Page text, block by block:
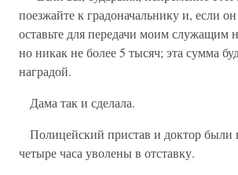
поезжайте к градоначальнику и, если
оставьте для передачи моим служащим
но никак не более 5 тысяч; эта сумма
наградой.
Дама так и сделала.
Полицейский пристав и доктор были
четыре часа уволены в отставку.